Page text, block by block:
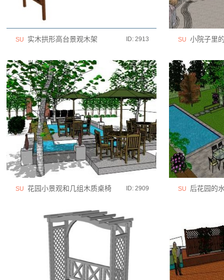
SU 实木拱形高台景观木架 ID: 2913 SU 小院子里
SU 花园小景观和几组木质桌椅 ID: 2909 SU 后花园的